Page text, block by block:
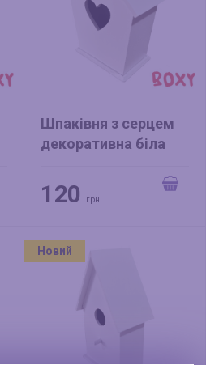
Шпаківня з серцем
декоративна біла
120 грн
Новий